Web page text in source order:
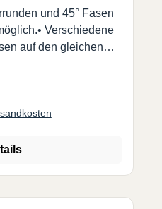
und 45° Fasen
Verschiedene
auf den gleichen
geschliffen. Gute
Jede